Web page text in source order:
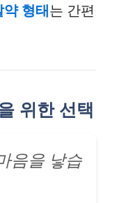
형태는 간편
위한 선택
음을 낳습